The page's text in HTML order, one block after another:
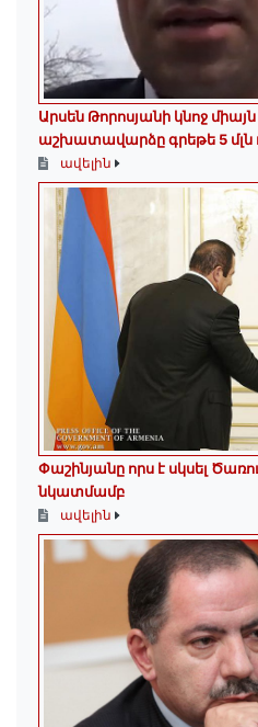
Արսեն Թորոսյանի կնոջ
աշխատավարձը գրեթե 5 մլն
ավելին
Փաշինյանը որս է սկսել
նկատմամբ
ավելին